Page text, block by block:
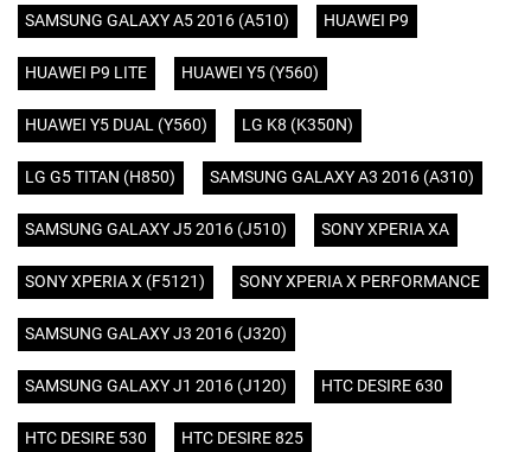
SAMSUNG GALAXY A5 2016 (A510) HUAWEI P9
HUAWEI P9 LITE HUAWEI Y5 (Y560)
HUAWEI Y5 DUAL (Y560) LG K8 (K350N)
LG G5 TITAN (H850) SAMSUNG GALAXY A3 2016 (A310)
SAMSUNG GALAXY J5 2016 (J510) SONY XPERIA XA
SONY XPERIA X (F5121) SONY XPERIA X PERFORMANCE
SAMSUNG GALAXY J3 2016 (J320)
SAMSUNG GALAXY J1 2016 (J120) HTC DESIRE 630
HTC DESIRE 530 HTC DESIRE 825